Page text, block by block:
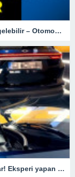
Elektrikli Dacia Çin’den ‘dolaylı’ yoldan gelebilir – Otomobil Haberleri
Togg’un ekspertiz videosunu yayınladılar! Eksperi yapan usta o detay karşısında şaştı kaldı